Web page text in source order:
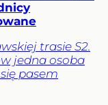
trasie S2.
jedna osoba
pasem